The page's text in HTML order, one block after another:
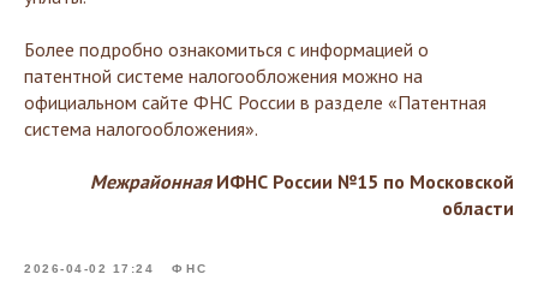
Более подробно ознакомиться с информацией о
патентной системе налогообложения можно на
официальном сайте ФНС России в разделе «Патентная
система налогообложения».
Межрайонная ИФНС России №15 по Московской
области
2026-04-02 17:24 ФНС